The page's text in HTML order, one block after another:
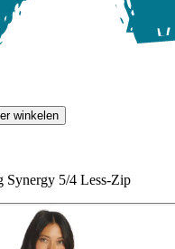
winkelen
Synergy 5/4 Less-Zip